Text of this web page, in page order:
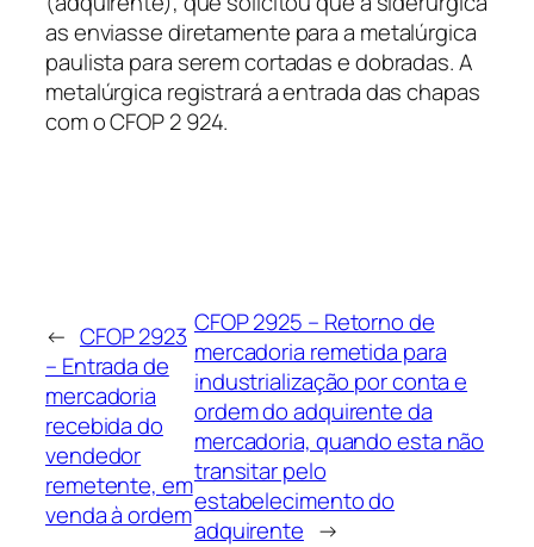
as enviasse diretamente para a metalúrgica
paulista para serem cortadas e dobradas. A
metalúrgica registrará a entrada das chapas
com o CFOP 2 924.
← CFOP 2923
– Entrada de
mercadoria
recebida do
vendedor
remetente, em
venda à ordem
CFOP 2925 – Retorno de
mercadoria remetida para
industrialização por conta e
ordem do adquirente da
mercadoria, quando esta não
transitar pelo
estabelecimento do
adquirente →